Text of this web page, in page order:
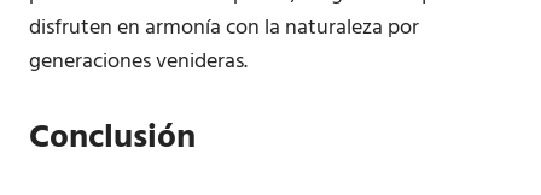
disfruten en armonía con la naturaleza por
generaciones venideras.
Conclusión